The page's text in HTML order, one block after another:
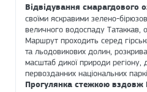
Відвідування смарагдового
своїми яскравими зелено-
величного водоспаду Татаккав,
Маршрут проходить серед
та льодовикових долин,
масштаб дикої природи регіону,
первозданних національних
Прогулянка стежкою вздовж